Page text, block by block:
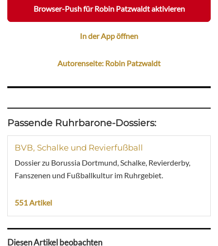
Browser-Push für Robin Patzwaldt aktivieren
In der App öffnen
Autorenseite: Robin Patzwaldt
Passende Ruhrbarone-Dossiers:
BVB, Schalke und Revierfußball
Dossier zu Borussia Dortmund, Schalke, Revierderby,
Fanszenen und Fußballkultur im Ruhrgebiet.
551 Artikel
Diesen Artikel beobachten